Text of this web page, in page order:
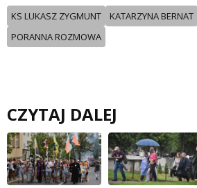
KS LUKASZ ZYGMUNT KATARZYNA BERNAT
PORANNA ROZMOWA
CZYTAJ DALEJ